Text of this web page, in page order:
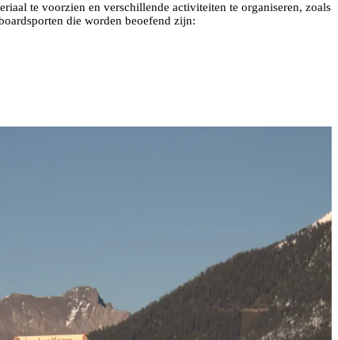
te voorzien en verschillende activiteiten te organiseren, zoals
die worden beoefend zijn: